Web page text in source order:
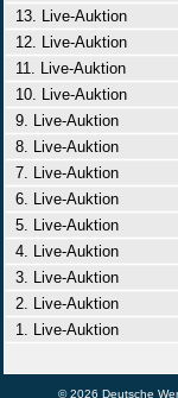
13. Live-Auktion
12. Live-Auktion
11. Live-Auktion
10. Live-Auktion
9. Live-Auktion
8. Live-Auktion
7. Live-Auktion
6. Live-Auktion
5. Live-Auktion
4. Live-Auktion
3. Live-Auktion
2. Live-Auktion
1. Live-Auktion
© 2026 Deutsche